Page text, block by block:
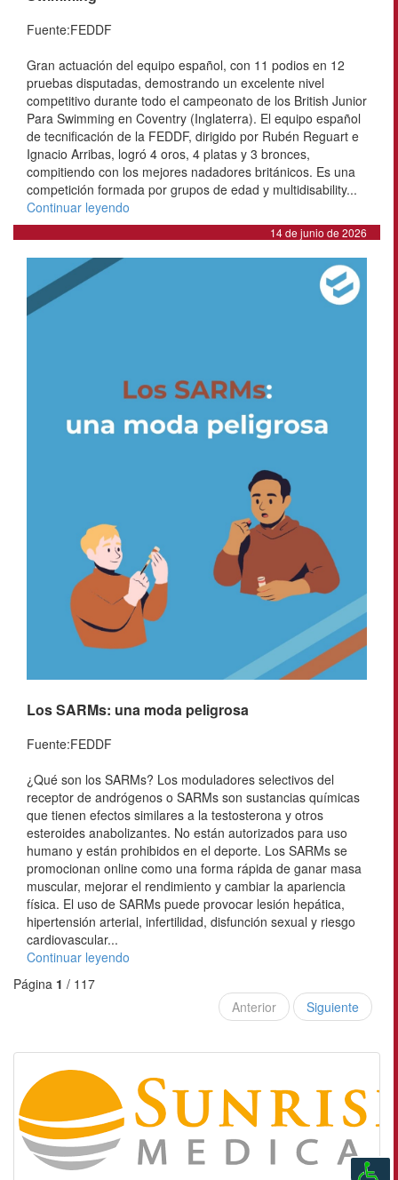
Fuente:FEDDF
Gran actuación del equipo español, con 11 podios en 12
pruebas disputadas, demostrando un excelente nivel
competitivo durante todo el campeonato de los British Junior
Para Swimming en Coventry (Inglaterra). El equipo español
de tecnificación de la FEDDF, dirigido por Rubén Reguart e
Ignacio Arribas, logró 4 oros, 4 platas y 3 bronces,
compitiendo con los mejores nadadores británicos. Es una
competición formada por grupos de edad y multidisability...
Continuar leyendo
14 de junio de 2026
Los SARMs: una moda peligrosa
Fuente:FEDDF
¿Qué son los SARMs? Los moduladores selectivos del
receptor de andrógenos o SARMs son sustancias químicas
que tienen efectos similares a la testosterona y otros
esteroides anabolizantes. No están autorizados para uso
humano y están prohibidos en el deporte. Los SARMs se
promocionan online como una forma rápida de ganar masa
muscular, mejorar el rendimiento y cambiar la apariencia
física. El uso de SARMs puede provocar lesión hepática,
hipertensión arterial, infertilidad, disfunción sexual y riesgo
cardiovascular...
Continuar leyendo
Página 1 / 117
Anterior
Siguiente